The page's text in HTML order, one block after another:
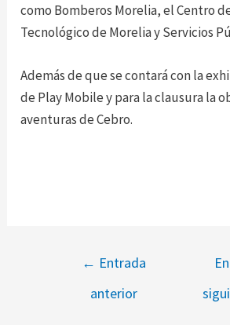
como Bomberos Morelia, el Centro
Tecnológico de Morelia y Servicios
Además de que se contará con la
de Play Mobile y para la clausura la
aventuras de Cebro.
← Entrada
anterior